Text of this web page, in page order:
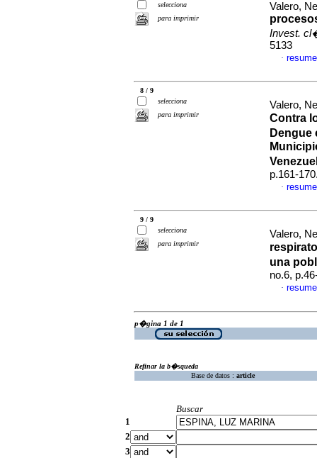
selecciona
para imprimir
Valero,
Invest.
5133
·
8 / 9
selecciona
para imprimir
Valero,
Contra
Dengue
p.161-
·
9 / 9
selecciona
para imprimir
Valero,
una
no.6,
·
p�gina 1 de 1
Refinar la b�squeda
Base de datos : article
Buscar
1
2
3